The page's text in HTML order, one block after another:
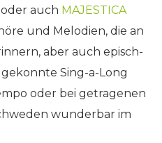
auch MAJESTICA
und Melodien, die an
aber auch episch-
Sing-a-Long
oder bei getragenen
wunderbar im